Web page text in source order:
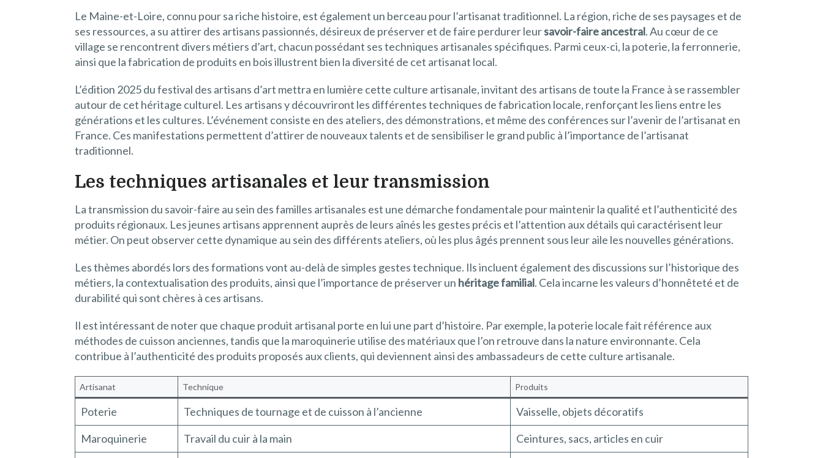
Le Maine-et-Loire, connu pour sa riche histoire, est également un berceau pour l’artisanat traditionnel. La région, riche de ses paysages et de
ses ressources, a su attirer des artisans passionnés, désireux de préserver et de faire perdurer leursavoir-faire ancestral. Au cœur de ce
village se rencontrent divers métiers d’art, chacun possédant ses techniques artisanales spécifiques. Parmi ceux-ci, la poterie, la ferronnerie,
ainsi que la fabrication de produits en bois illustrent bien la diversité de cet artisanat local.
L’édition 2025 du festival des artisans d’art mettra en lumière cette culture artisanale, invitant des artisans de toute la France à se rassembler
autour de cet héritage culturel. Les artisans y découvriront les différentes techniques de fabrication locale, renforçant les liens entre les
générations et les cultures. L’événement consiste en des ateliers, des démonstrations, et même des conférences sur l’avenir de l’artisanat en
France. Ces manifestations permettent d’attirer de nouveaux talents et de sensibiliser le grand public à l’importance de l’artisanat
traditionnel.
Les techniques artisanales et leur transmission
La transmission du savoir-faire au sein des familles artisanales est une démarche fondamentale pour maintenir la qualité et l’authenticité des
produits régionaux. Les jeunes artisans apprennent auprès de leurs aînés les gestes précis et l’attention aux détails qui caractérisent leur
métier. On peut observer cette dynamique au sein des différents ateliers, où les plus âgés prennent sous leur aile les nouvelles générations.
Les thèmes abordés lors des formations vont au-delà de simples gestes technique. Ils incluent également des discussions sur l’historique des
métiers, la contextualisation des produits, ainsi que l’importance de préserver un héritage familial. Cela incarne les valeurs d’honnêteté et de
durabilité qui sont chères à ces artisans.
Il est intéressant de noter que chaque produit artisanal porte en lui une part d’histoire. Par exemple, la poterie locale fait référence aux
méthodes de cuisson anciennes, tandis que la maroquinerie utilise des matériaux que l’on retrouve dans la nature environnante. Cela
contribue à l’authenticité des produits proposés aux clients, qui deviennent ainsi des ambassadeurs de cette culture artisanale.
Artisanat Technique Produits
Poterie Techniques de tournage et de cuisson à l’ancienne
Vaisselle, objets décoratifs
Maroquinerie
Travail du cuir à la main
Ceintures, sacs, articles en cuir